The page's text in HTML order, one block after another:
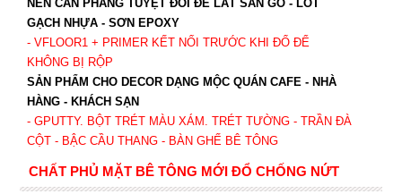
NỀN CẦN PHẲNG TUYỆT ĐỐI ĐỂ LÁT SÀN GỖ - LÓT
GẠCH NHỰA - SƠN EPOXY
- VFLOOR1+ PRIMER KẾT NỐI TRƯỚC KHI ĐỔ ĐỂ
KHÔNG BỊ RỘP
SẢN PHẨM CHO DECOR DẠNG MỘC QUÁN CAFE - NHÀ
HÀNG - KHÁCH SẠN
- GPUTTY. BỘT TRÉT MÀU XÁM. TRÉT TƯỜNG - TRẦN ĐÀ
CỘT - BẬC CẦU THANG - BÀN GHẾ BÊ TÔNG
CHẤT PHỦ MẶT BÊ TÔNG MỚI ĐỔ CHỐNG NỨT